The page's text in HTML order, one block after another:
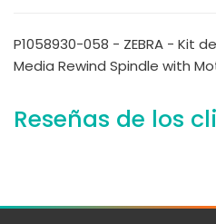
P1058930-058 - ZEBRA - Kit
Media Rewind Spindle with
Reseñas de los